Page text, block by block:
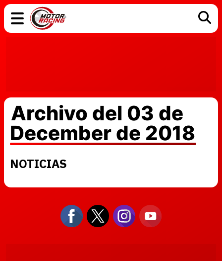
Archivo del 03 de
December de 2018
NOTICIAS